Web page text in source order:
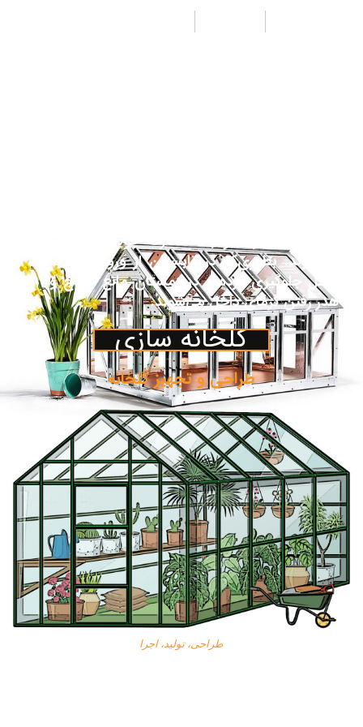
برای شیشه بوده و باعث صرفه جویی در انرژی
می‌شوند. بطوری‌که در تابستان از ورود گرما به
داخل جلوگیری کرده و در زمستان مانع خروج و
هدر رفتن گرمای داخل می‌شوند.
گلخانه سازی
طراحی و تجهیز گلخانه
طراحی، تولید، اجرا